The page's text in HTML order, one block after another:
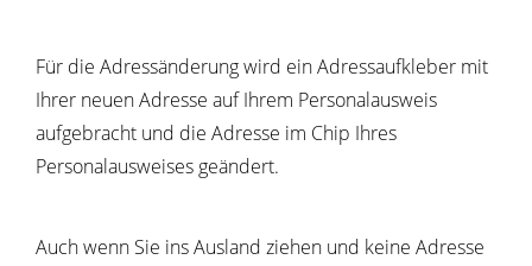
Für die Adressänderung wird ein Adressaufkleber mit
Ihrer neuen Adresse auf Ihrem Personalausweis
aufgebracht und die Adresse im Chip Ihres
Personalausweises geändert.
Auch wenn Sie ins Ausland ziehen und keine Adresse